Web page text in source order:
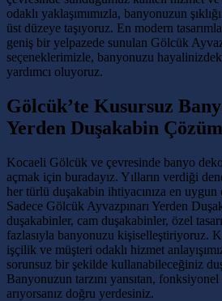
odaklı yaklaşımımızla, banyonuzun
üst düzeye taşıyoruz. En modern
geniş bir yelpazede sunulan Gölcük
seçeneklerimizle, banyonuzu
yardımcı oluyoruz.
Gölcük’te Kusursuz
Yerden Duşakabin
Kocaeli Gölcük ve çevresinde banyo
açmak için buradayız. Yılların verdiği
her türlü duşakabin ihtiyacınıza en
Sadece Gölcük Ayvazpınarı Yerden
duşakabinler, cam duşakabinler, özel
fazlasıyla banyonuzu kişiselleştiriyoruz.
işçilik ve müşteri odaklı hizmet
sorunsuz bir şekilde kullanabileceğiniz
Banyonuzun tarzını yansıtan,
arıyorsanız doğru yerdesiniz.